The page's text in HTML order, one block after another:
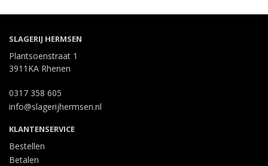
SLAGERIJ HERMSEN
Plantsoenstraat 1
3911KA Rhenen
0317 358 605
info@slagerijhermsen.nl
KLANTENSERVICE
Bestellen
Betalen